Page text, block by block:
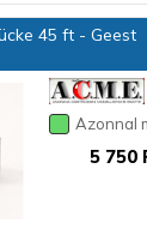
45 ft - Geest
Azonnal
5 750